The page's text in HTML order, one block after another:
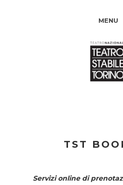
MENU
TST
Servizi online di